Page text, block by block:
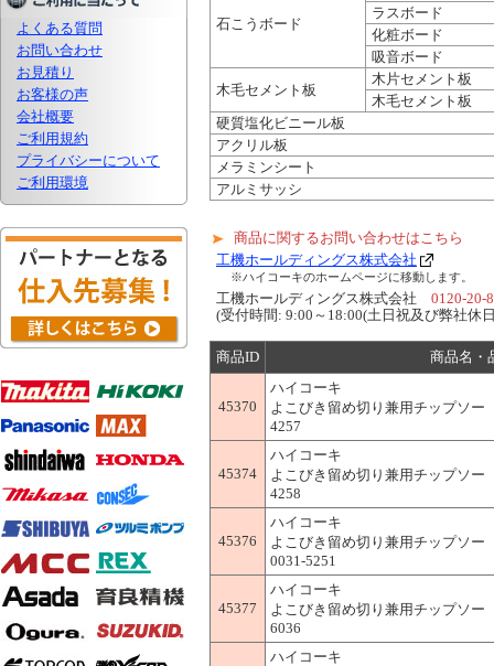
よくある質問
お問い合わせ
お見積り
お客様の声
会社概要
ご利用規約
プライバシーについて
ご利用環境
石こうボード
ラスボード
化粧ボード
吸音ボード
木毛セメント板
木片セメント板
木毛セメント板
硬質塩化ビニール板
アクリル板
メラミンシート
アルミサッシ
商品に関するお問い合わせはこちら
工機ホールディングス株式会社
※ハイコーキのホームページに移動します。
工機ホールディングス株式会社 0120-20-
(受付時間: 9:00～18:00(土日祝及び弊社休
商品ID 商品名・
45370
ハイコーキ
よこびき留め切り兼用チップソー
4257
45374
ハイコーキ
よこびき留め切り兼用チップソー
4258
45376
ハイコーキ
よこびき留め切り兼用チップソー
0031-5251
45377
ハイコーキ
よこびき留め切り兼用チップソー
6036
ハイコーキ